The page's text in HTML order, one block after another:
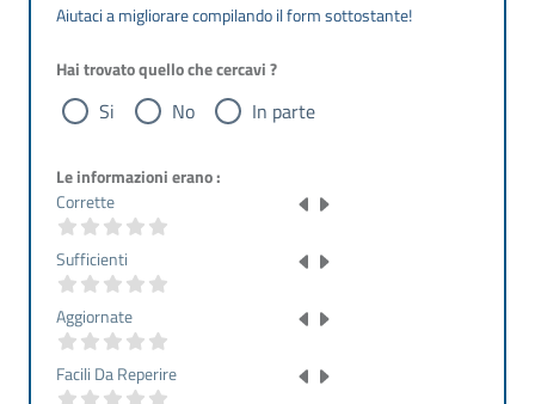
Aiutaci a migliorare compilando il form sottostante!
Hai trovato quello che cercavi ?
Si No In parte
Le informazioni erano :
Corrette
Sufficienti
Aggiornate
Facili Da Reperire